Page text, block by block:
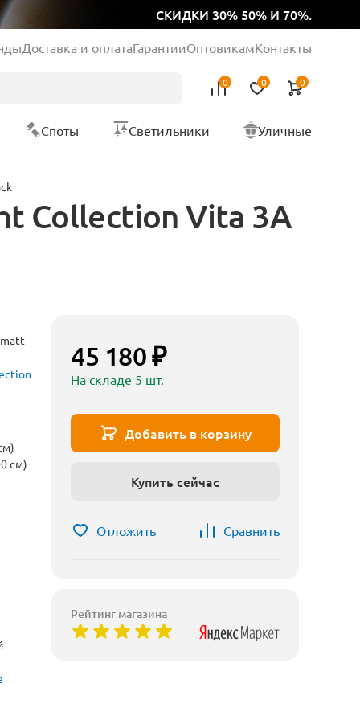
СКИДКИ 30% 50% И 70%.
Доставка и оплатаГарантииОптовикамКонтакты
0 0 0
Споты Светильники Уличные
Collection Vita 3A
см)
45 180 ₽
На складе 5 шт.
Добавить в корзину
Купить сейчас
Отложить Сравнить
Рейтинг магазина